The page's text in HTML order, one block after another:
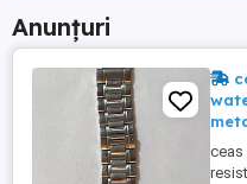
Anunțuri
ceas